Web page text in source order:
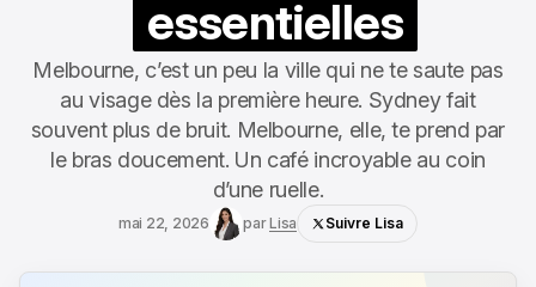
essentielles
Melbourne, c’est un peu la ville qui ne te saute pas
au visage dès la première heure. Sydney fait
souvent plus de bruit. Melbourne, elle, te prend par
le bras doucement. Un café incroyable au coin
d’une ruelle.
mai 22, 2026 parLisa Suivre Lisa